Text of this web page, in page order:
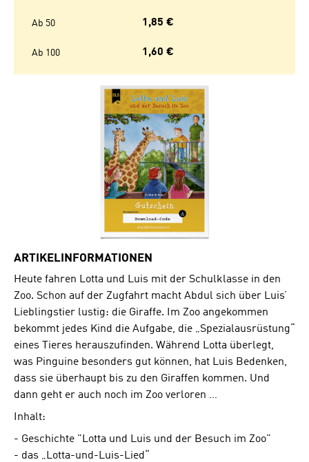
Ab 50 1,85 €
Ab 100 1,60 €
Bildergalerie überspringen
ARTIKELINFORMATIONEN
Heute fahren Lotta und Luis mit der Schulklasse in den
Zoo. Schon auf der Zugfahrt macht Abdul sich über Luis’
Lieblingstier lustig: die Giraffe. Im Zoo angekommen
bekommt jedes Kind die Aufgabe, die „Spezialausrüstung“
eines Tieres herauszufinden. Während Lotta überlegt,
was Pinguine besonders gut können, hat Luis Bedenken,
dass sie überhaupt bis zu den Giraffen kommen. Und
dann geht er auch noch im Zoo verloren …
Inhalt:
- Geschichte "Lotta und Luis und der Besuch im Zoo"
- das „Lotta-und-Luis-Lied“